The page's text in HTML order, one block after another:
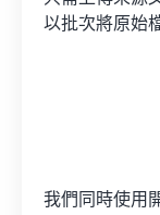
以批次將原始
我們同時使用